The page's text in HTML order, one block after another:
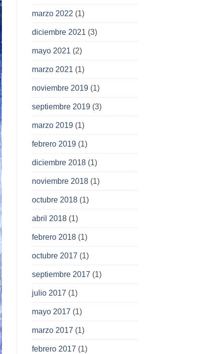
marzo 2022 (1)
diciembre 2021 (3)
mayo 2021 (2)
marzo 2021 (1)
noviembre 2019(1)
septiembre 2019(3)
marzo 2019(1)
febrero 2019(1)
diciembre 2018(1)
noviembre 2018(1)
octubre 2018(1)
abril 2018(1)
febrero 2018(1)
octubre 2017 (1)
septiembre 2017 (1)
julio 2017 (1)
mayo 2017 (1)
marzo 2017 (1)
febrero 2017 (1)